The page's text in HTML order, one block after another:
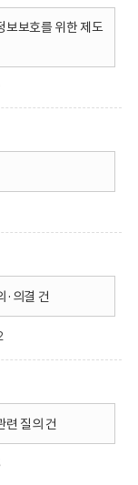
보보호를 위한 제도
·의결 건
련 질의 건